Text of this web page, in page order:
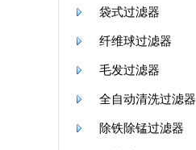
袋式过滤器
纤维球过滤器
毛发过滤器
全自动清洗过滤器
除铁除锰过滤器